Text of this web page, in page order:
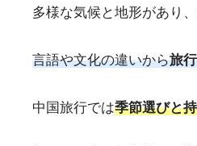
多様な気候と地形があり
言語や文化の違いから旅
中国旅行では季節選びと